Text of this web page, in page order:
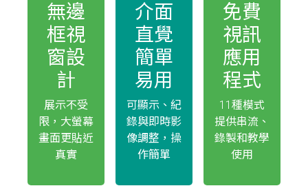
無邊
框視
窗設
計
展示不受
限，大螢幕
畫面更貼近
真實
介面
直覺
簡單
易用
可顯示、紀
錄與即時影
像調整，操
作簡單
免費
視訊
應用
程式
11種模式
提供串流、
錄製和教學
使用